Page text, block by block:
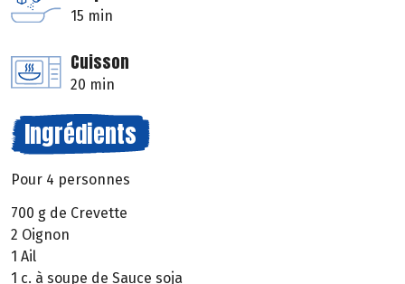
15 min
Cuisson
20 min
Ingrédients
Pour 4 personnes
700 g de Crevette
2 Oignon
1 Ail
1 c. à soupe de Sauce soja